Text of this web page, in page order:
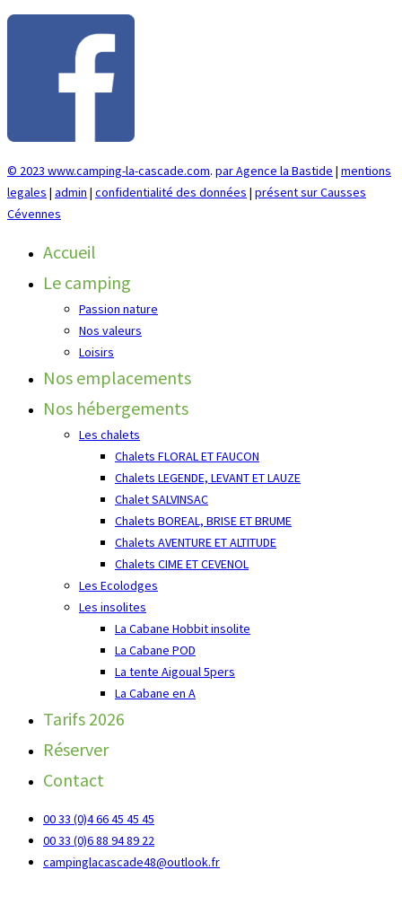
© 2023 www.camping-la-cascade.com. par Agence la Bastide | mentions
legales | admin | confidentialité des données | présent sur Causses
Cévennes
Accueil
Le camping
Passion nature
Nos valeurs
Loisirs
Nos emplacements
Nos hébergements
Les chalets
Chalets FLORAL ET FAUCON
Chalets LEGENDE, LEVANT ET LAUZE
Chalet SALVINSAC
Chalets BOREAL, BRISE ET BRUME
Chalets AVENTURE ET ALTITUDE
Chalets CIME ET CEVENOL
Les Ecolodges
Les insolites
La Cabane Hobbit insolite
La Cabane POD
La tente Aigoual 5pers
La Cabane en A
Tarifs 2026
Réserver
Contact
00 33 (0)4 66 45 45 45
00 33 (0)6 88 94 89 22
campinglacascade48@outlook.fr